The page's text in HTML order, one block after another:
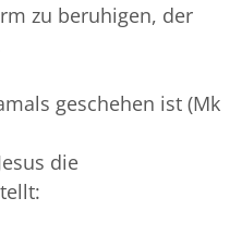
zu beruhigen, der
geschehen ist (Mk
die